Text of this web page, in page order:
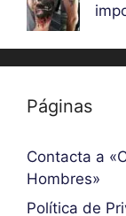
Páginas
Contacta a
Hombres»
Política de